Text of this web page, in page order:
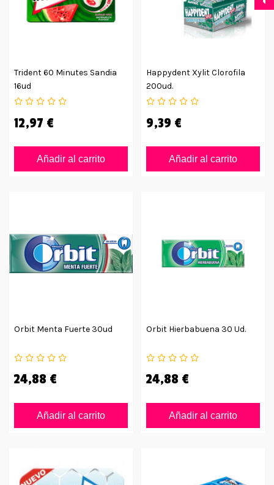
Trident 60 Minutes Sandia
16ud
12,97 €
Añadir al carrito
Happydent Xylit Clorofila
200ud.
9,39 €
Añadir al carrito
Orbit Menta Fuerte 30ud
24,88 €
Añadir al carrito
Orbit Hierbabuena 30 Ud.
24,88 €
Añadir al carrito